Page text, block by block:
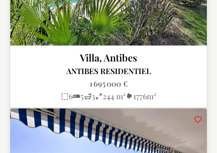
Villa, Antibes
ANTIBES RESIDENTIEL
1 695 000 €
6
5 3 244 m² 1776m²